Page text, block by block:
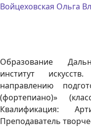
Войцеховская Ольга
Образование
институт
направлению
(фортепиано)»
Квалификация:
Преподаватель